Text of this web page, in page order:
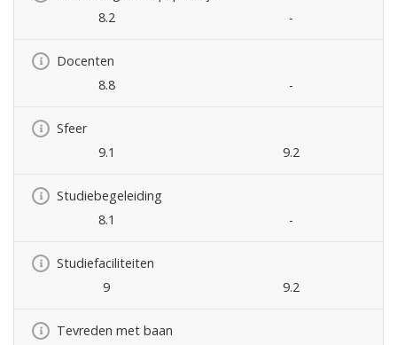
8.2
-
Docenten
8.8
-
Sfeer
9.1
9.2
Studiebegeleiding
8.1
-
Studiefaciliteiten
9
9.2
Tevreden met baan